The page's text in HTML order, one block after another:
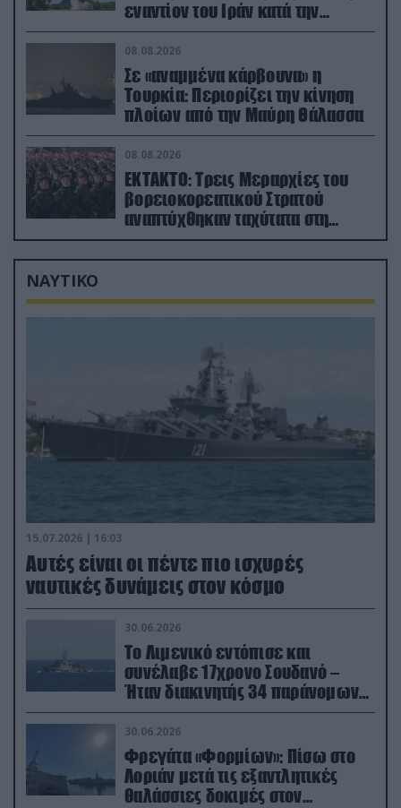
εναντίον του Ιράν κατά την
διάρκεια του πολέμου
08.08.2026
Σε «αναμμένα κάρβουνα» η
Τουρκία: Περιορίζει την κίνηση
πλοίων από την Μαύρη Θάλασσα
08.08.2026
ΕΚΤΑΚΤΟ: Τρεις Μεραρχίες του
βορειοκορεατικού Στρατού
αναπτύχθηκαν ταχύτατα στη
Ρωσία
ΝΑΥΤΙΚΟ
15.07.2026 | 16:03
Aυτές είναι οι πέντε πιο ισχυρές
ναυτικές δυνάμεις στον κόσμο
30.06.2026
Το Λιμενικό εντόπισε και
συνέλαβε 17χρονο Σουδανό –
Ήταν διακινητής 34 παράνομων
μεταναστών
30.06.2026
Φρεγάτα «Φορμίων»: Πίσω στο
Λοριάν μετά τις εξαντλητικές
θαλάσσιες δοκιμές στον